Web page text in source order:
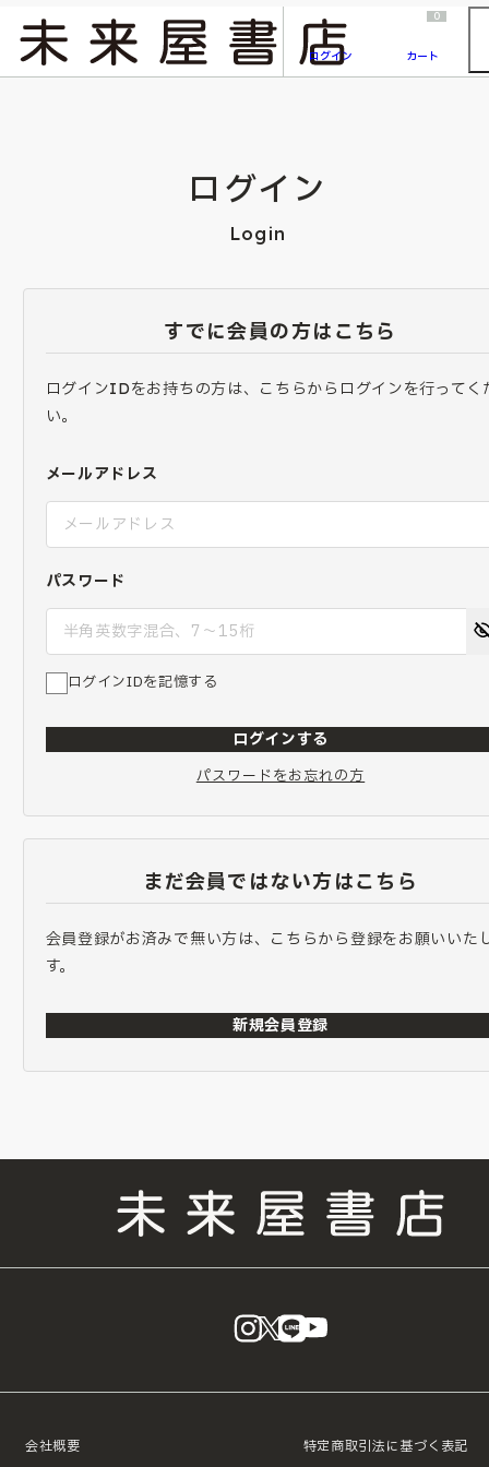
『ONE PIECE magazine 021 ONE PIECEカード付き同梱版』発売延期のご案内
ログイン
0
カート
ログイン
Login
すでに会員の方はこちら
ログインIDをお持ちの方は、こちらからログインを行ってく
い。
メールアドレス
パスワード
ログインIDを記憶する
ログインする
パスワードをお忘れの方
まだ会員ではない方はこちら
会員登録がお済みで無い方は、こちらから登録をお願いいた
す。
新規会員登録
instagram
X LINE
会社概要 特定商取引法に基づく表記